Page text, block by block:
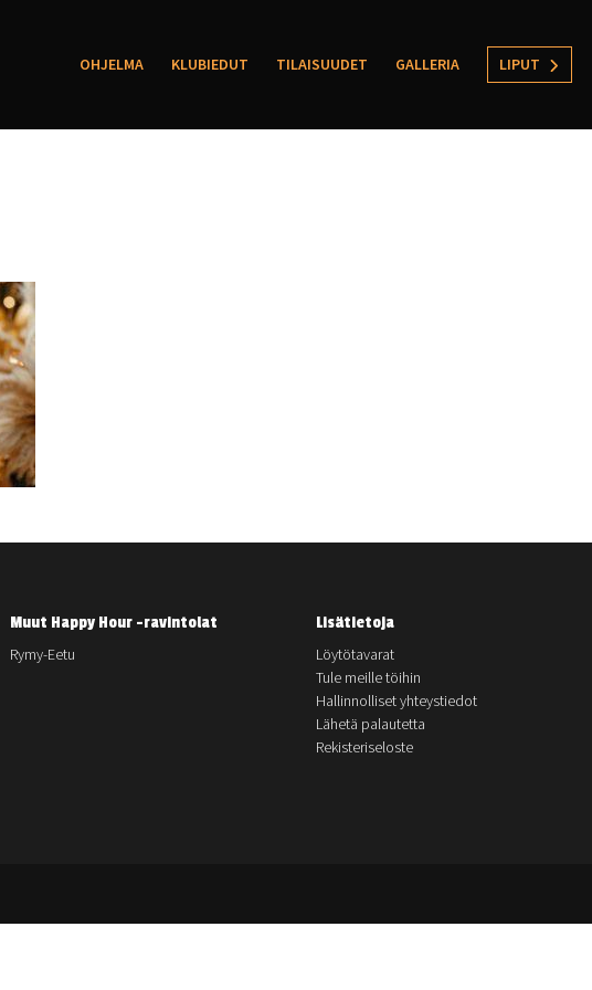
OHJELMA KLUBIEDUT TILAISUUDET GALLERIA LIPUT
Muut Happy Hour -ravintolat
Rymy-Eetu
Lisätietoja
Löytötavarat
Tule meille töihin
Hallinnolliset yhteystiedot
Lähetä palautetta
Rekisteriseloste